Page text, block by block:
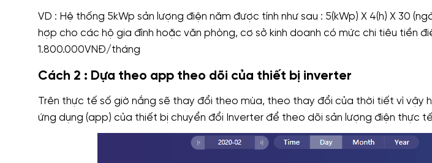
VD : Hệ thống 5kWp sản lượng điện năm được tính như sau : 5(kWp) X 4(h) X 30
hợp cho các hộ gia đình hoặc văn phòng, cơ sở kinh doanh có mức chi tiêu tiền
1.800.000VNĐ/tháng
Cách 2 : Dựa theo app theo dõi của thiết bị inverter
Trên thực tế số giờ nắng sẽ thay đổi theo mùa, theo thay đổi của thời tiết vì vậy
ứng dụng (app) của thiết bị chuyển đổi Inverter để theo dõi sản lượng điện thực